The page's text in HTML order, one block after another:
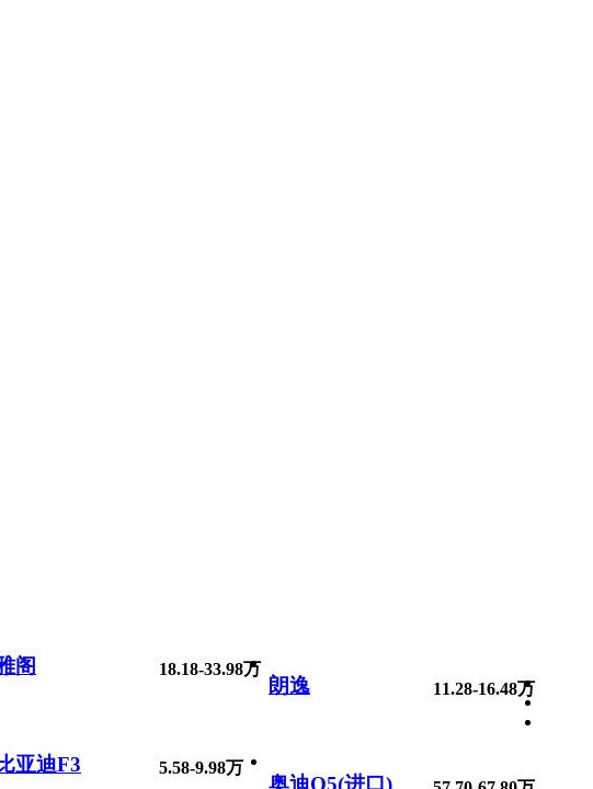
阁 18.18-33.98万
朗逸 11.28-16.48万
比亚迪F3 5.58-9.98万